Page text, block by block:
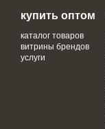
купить оптом
каталог товаров
витрины брендов
услуги